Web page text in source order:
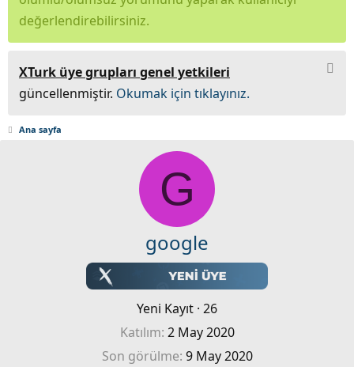
değerlendirebilirsiniz.
XTurk üye grupları genel yetkileri
güncellenmiştir. Okumak için tıklayınız.
Ana sayfa
G
google
Yeni Kayıt · 26
Katılım 2 May 2020
Son görülme 9 May 2020